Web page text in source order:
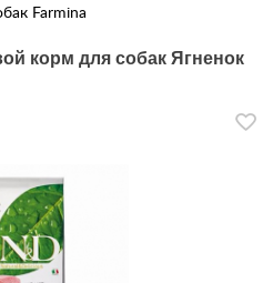
Farmina
корм для собак Ягненок